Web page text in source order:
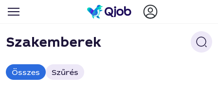
Szakemberek
Összes Szűrés